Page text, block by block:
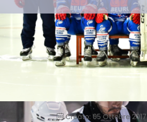
Creato: 05 Ottobre 2017